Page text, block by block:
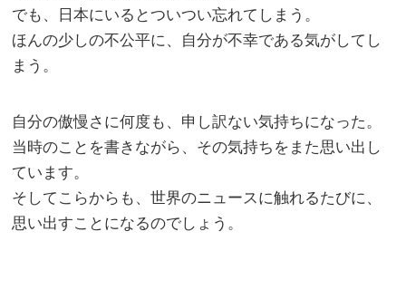
でも、日本にいるとついつい忘れてしまう。
ほんの少しの不公平に、自分が不幸である気がしてし
まう。
自分の傲慢さに何度も、申し訳ない気持ちになった。
当時のことを書きながら、その気持ちをまた思い出し
ています。
そしてこらからも、世界のニュースに触れるたびに、
思い出すことになるのでしょう。